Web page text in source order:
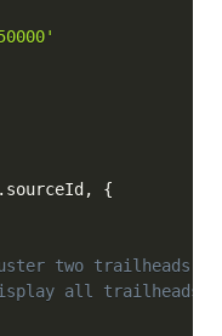
sourceId ,
{
two trailheads if
all trailheads